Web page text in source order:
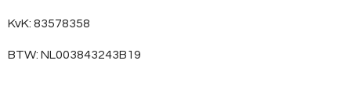
KvK: 83578358
BTW: NL003843243B19